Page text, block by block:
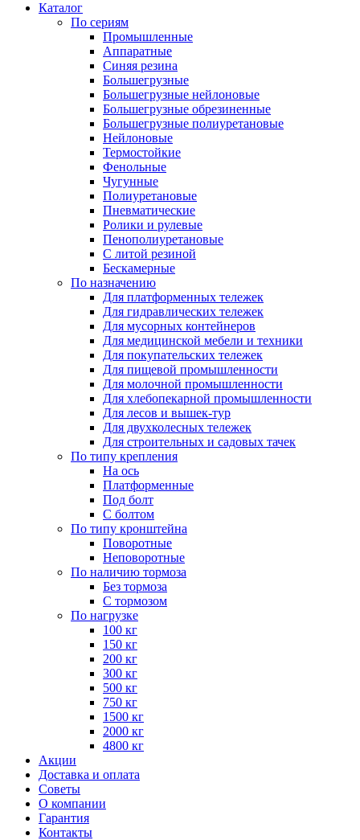
Каталог
По сериям
Промышленные
Аппаратные
Синяя резина
Большегрузные
Большегрузные нейлоновые
Большегрузные обрезиненные
Большегрузные полиуретановые
Нейлоновые
Термостойкие
Фенольные
Чугунные
Полиуретановые
Пневматические
Ролики и рулевые
Пенополиуретановые
С литой резиной
Бескамерные
По назначению
Для платформенных тележек
Для гидравлических тележек
Для мусорных контейнеров
Для медицинской мебели и техники
Для покупательских тележек
Для пищевой промышленности
Для молочной промышленности
Для хлебопекарной промышленности
Для лесов и вышек-тур
Для двухколесных тележек
Для строительных и садовых тачек
По типу крепления
На ось
Платформенные
Под болт
С болтом
По типу кронштейна
Поворотные
Неповоротные
По наличию тормоза
Без тормоза
С тормозом
По нагрузке
100 кг
150 кг
200 кг
300 кг
500 кг
750 кг
1500 кг
2000 кг
4800 кг
Акции
Доставка и оплата
Советы
О компании
Гарантия
Контакты